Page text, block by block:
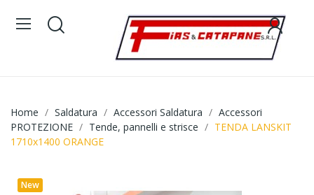
Home Saldatura Accessori Saldatura
Accessori
PROTEZIONE
Tende, pannelli e strisce
TENDA LANSKIT
1710x1400 ORANGE
New